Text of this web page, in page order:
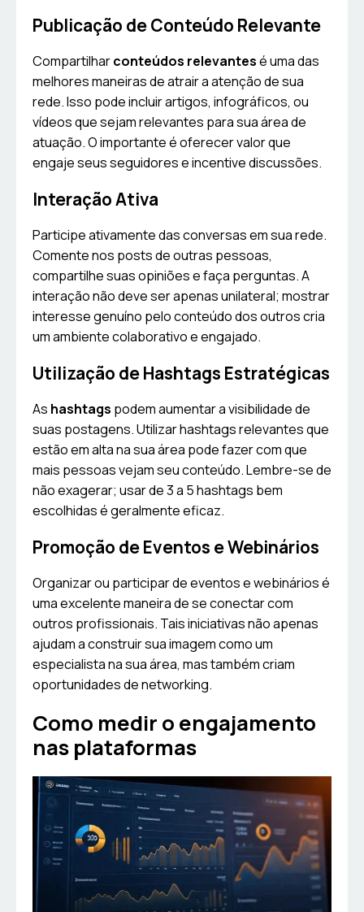
Publicação de Conteúdo Relevante
Compartilharconteúdos relevantesé uma das
melhores maneiras de atrair a atenção de sua
rede. Isso pode incluir artigos, infográficos, ou
vídeos que sejam relevantes para sua área de
atuação. O importante é oferecer valor que
engaje seus seguidores e incentive discussões.
Interação Ativa
Participe ativamente das conversas em sua rede.
Comente nos posts de outras pessoas,
compartilhe suas opiniões e faça perguntas. A
interação não deve ser apenas unilateral; mostrar
interesse genuíno pelo conteúdo dos outros cria
um ambiente colaborativo e engajado.
Utilização de Hashtags Estratégicas
As hashtags podem aumentar a visibilidade de
suas postagens. Utilizar hashtags relevantes que
estão em alta na sua área pode fazer com que
mais pessoas vejam seu conteúdo. Lembre-se de
não exagerar; usar de 3 a 5 hashtags bem
escolhidas é geralmente eficaz.
Promoção de Eventos e Webinários
Organizar ou participar de eventos e webinários é
uma excelente maneira de se conectar com
outros profissionais. Tais iniciativas não apenas
ajudam a construir sua imagem como um
especialista na sua área, mas também criam
oportunidades de networking.
Como medir o engajamento
nas plataformas